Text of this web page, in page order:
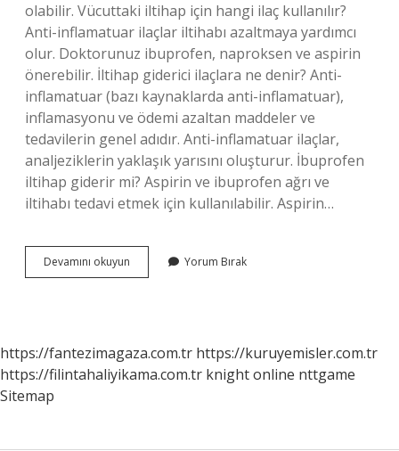
olabilir. Vücuttaki iltihap için hangi ilaç kullanılır?
Anti-inflamatuar ilaçlar iltihabı azaltmaya yardımcı
olur. Doktorunuz ibuprofen, naproksen ve aspirin
önerebilir. İltihap giderici ilaçlara ne denir? Anti-
inflamatuar (bazı kaynaklarda anti-inflamatuar),
inflamasyonu ve ödemi azaltan maddeler ve
tedavilerin genel adıdır. Anti-inflamatuar ilaçlar,
analjeziklerin yaklaşık yarısını oluşturur. İbuprofen
iltihap giderir mi? Aspirin ve ibuprofen ağrı ve
iltihabı tedavi etmek için kullanılabilir. Aspirin…
Devamını okuyun
Giderici
Yorum Bırak
https://fantezimagaza.com.tr https://kuruyemisler.com.tr
https://filintahaliyikama.com.tr knight online nttgame
Sitemap